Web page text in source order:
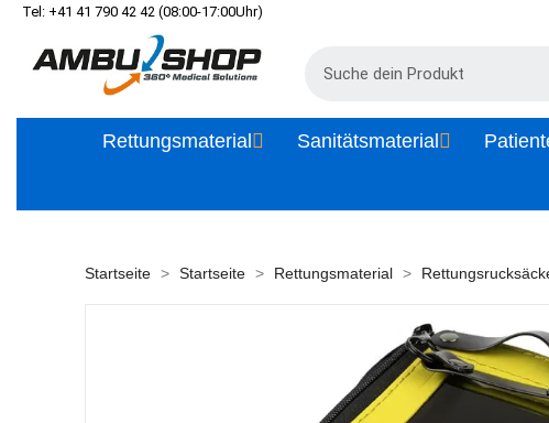
Tel: +41 41 790 42 42 (08:00-17:00Uhr)
Rettungsmaterial Sanitätsmaterial
Startseite Startseite Rettungsmaterial